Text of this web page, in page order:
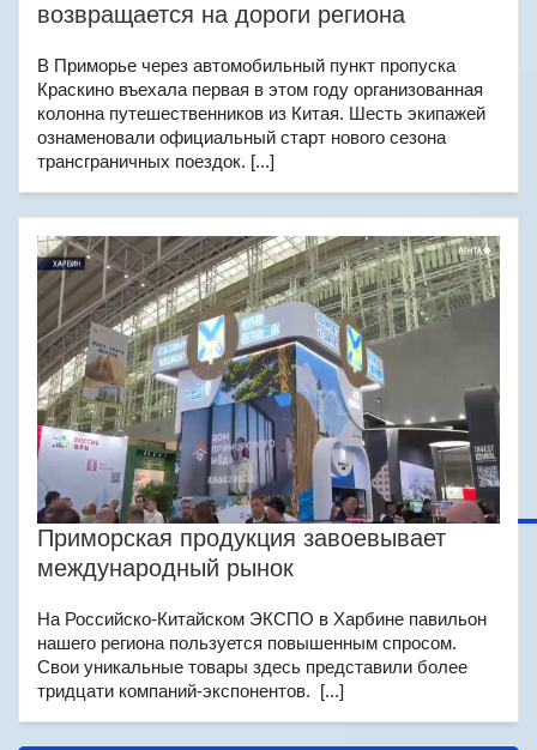
возвращается на дороги региона
В Приморье через автомобильный пункт пропуска
Краскино въехала первая в этом году организованная
колонна путешественников из Китая. Шесть экипажей
ознаменовали официальный старт нового сезона
трансграничных поездок. [...]
Приморская продукция завоевывает
международный рынок
На Российско-Китайском ЭКСПО в Харбине павильон
нашего региона пользуется повышенным спросом.
Свои уникальные товары здесь представили более
тридцати компаний-экспонентов. [...]